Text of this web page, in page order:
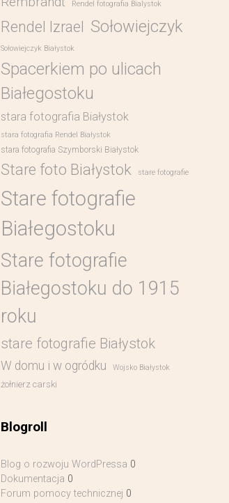
Rendel fotografia Bialystok
Rendel Izrael Sołowiejczyk
Sołowiejczyk Białystok
Spacerkiem po ulicach
Białegostoku
stara fotografia Białystok
stara fotografia Rendel Białystok
stara fotografia Szymborski Białystok
Stare foto Białystok stare fotografie
Stare fotografie
Białegostoku
Stare fotografie
Białegostoku do 1915
roku
stare fotografie Białystok
W domu i w ogródku Wojsko Białystok
żołnierz carski
Blogroll
Blog o rozwoju WordPressa 0
Dokumentacja 0
Forum pomocy technicznej 0